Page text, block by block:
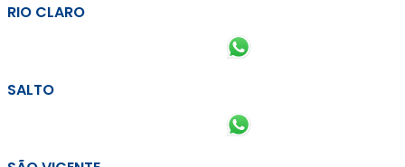
RIO CLARO
SALTO